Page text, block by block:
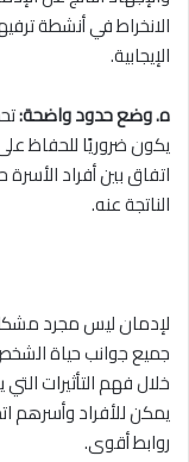
الانخراط في أنشطة
الإيجابية.
ه. وضع حدود واضحة:
يكون ضروريًا للحفاظ
اتفاق بين أفراد
الناتجة عنه.
لإدمان ليس مجرد
جميع جوانب حياة
خلال فهم التأثيرات
يمكن للأفراد وأسرهم
روابط أقوى.